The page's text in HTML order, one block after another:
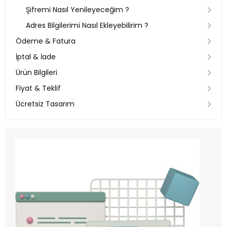
Şifremi Nasıl Yenileyeceğim ?
Adres Bilgilerimi Nasıl Ekleyebilirim ?
Ödeme & Fatura
İptal & İade
Ürün Bilgileri
Fiyat & Teklif
Ücretsiz Tasarım